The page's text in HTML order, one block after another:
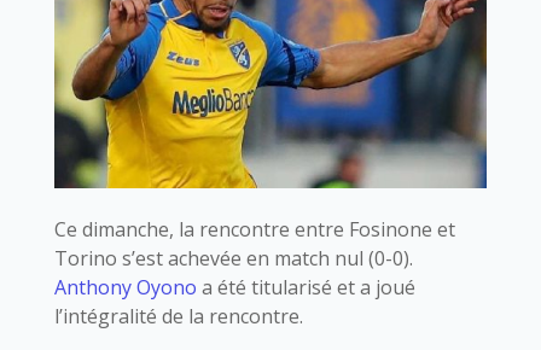
Ce dimanche, la rencontre entre Fosinone et
Torino s’est achevée en match nul (0-0).
Anthony Oyono a été titularisé et a joué
l’intégralité de la rencontre.